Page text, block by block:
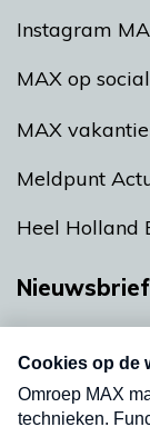
Instagram
MAX op
MAX
Meldpunt
Heel Holland
Nieuwsbrief
nieuwsbrief.
uw mailbox.